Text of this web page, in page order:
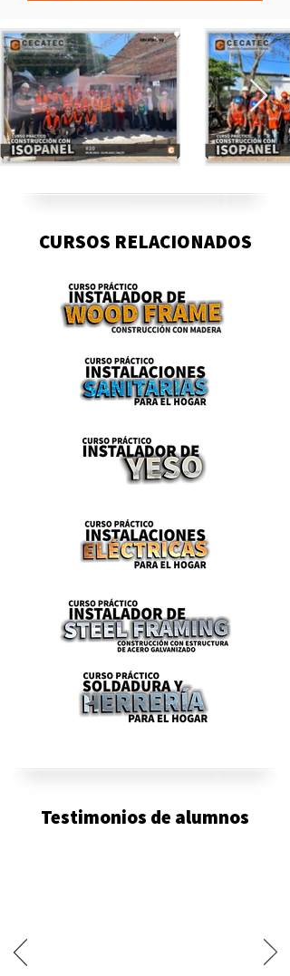
CURSOS RELACIONADOS
Testimonios de alumnos